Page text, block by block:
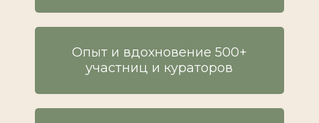
Опыт и вдохновение 500+
участниц и кураторов